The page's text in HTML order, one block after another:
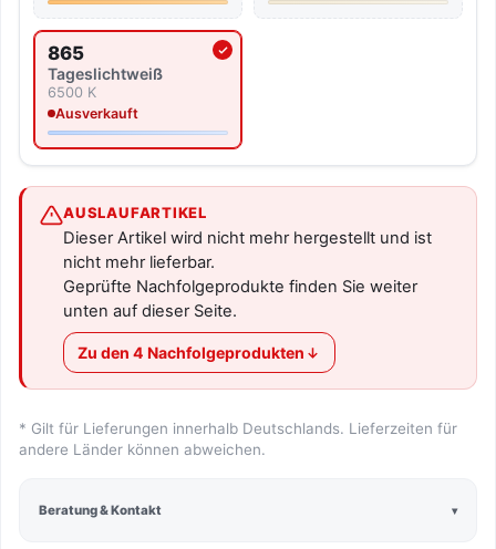
865
Tageslicht­weiß
6500 K
Ausverkauft
Aktuell ausgewählte Lichtfarbe
AUSLAUFARTIKEL
Dieser Artikel wird nicht mehr hergestellt und ist
nicht mehr lieferbar.
Geprüfte Nachfolgeprodukte finden Sie weiter
unten auf dieser Seite.
Zu den 4 Nachfolgeprodukten
* Gilt für Lieferungen innerhalb Deutschlands. Lieferzeiten für
andere Länder können abweichen.
Beratung & Kontakt